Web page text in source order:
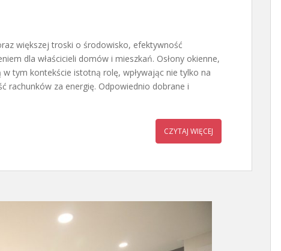
większej troski o środowisko, efektywność
dla właścicieli domów i mieszkań. Osłony okienne,
tym kontekście istotną rolę, wpływając nie tylko na
rachunków za energię. Odpowiednio dobrane i
CZYTAJ WIĘCEJ